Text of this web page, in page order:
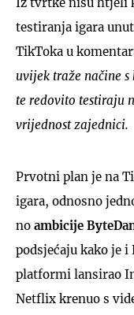
testiranja igara
TikToka u
uvijek traže načine
te redovito testiraju
vrijednost zajednici.
Prvotni plan je na
igara, odnosno
no ambicije
podsjećaju kako je i
platformi lansirao
Netflix krenuo s